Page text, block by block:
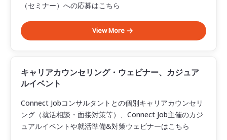
（セミナー）への応募はこちら
View More
キャリアカウンセリング・ウェビナー、カジュア
ルイベント
Connect Jobコンサルタントとの個別キャリアカウンセリ
ング（就活相談・面接対策等）、Connect Job主催のカジ
ュアルイベントや就活準備&対策ウェビナーはこちら